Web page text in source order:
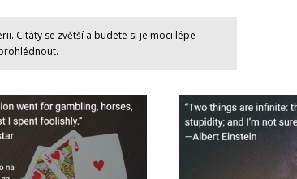
Citáty se zvětší a budete si je moci lépe